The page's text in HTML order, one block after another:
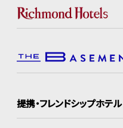
提携・フレンドシップホテル